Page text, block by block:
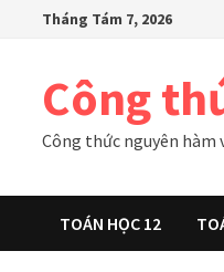
Tháng Tám 7, 2026
Công
Công thức nguyên hàm
TOÁN HỌC 12